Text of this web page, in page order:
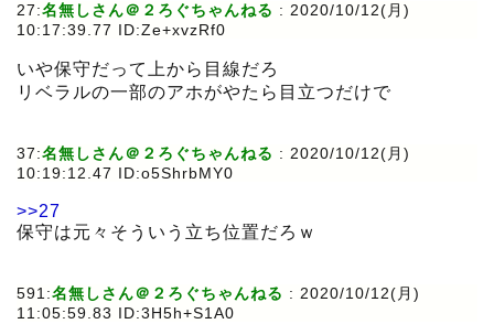
27:名無しさん＠２ろぐちゃんねる : 2020/10/12(月)
10:17:39.77 ID:Ze+xvzRf0
いや保守だって上から目線だろ
リベラルの一部のアホがやたら目立つだけで
37:名無しさん＠２ろぐちゃんねる : 2020/10/12(月)
10:19:12.47 ID:o5ShrbMY0
>>27
保守は元々そういう立ち位置だろｗ
591:名無しさん＠２ろぐちゃんねる : 2020/10/12(月)
11:05:59.83 ID:3H5h+S1A0